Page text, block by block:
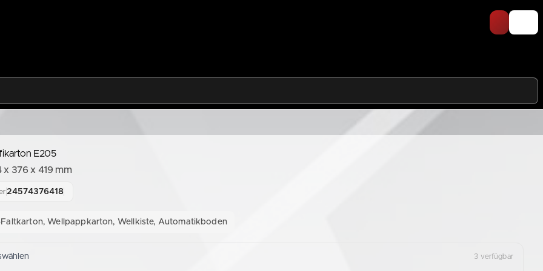
E205
x 376 x 419 mm
24574376418
Wellpappkarton, Wellkiste, Automatikboden
3 verfügbar